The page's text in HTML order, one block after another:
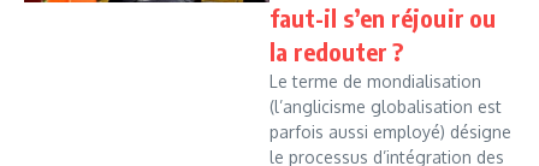
faut-il s’en réjouir ou
la redouter ?
Le terme de mondialisation
(l’anglicisme globalisation est
parfois aussi employé) désigne
le processus d’intégration des